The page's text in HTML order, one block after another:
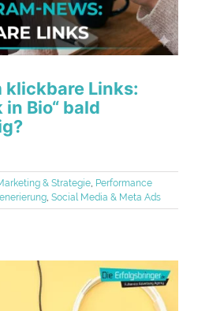
klickbare Links:
in Bio“ bald
& Strategie Performance
,Social Media & Meta Ads